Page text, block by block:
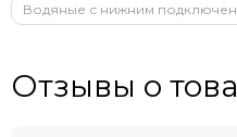
Водяные с нижним
Отзывы о